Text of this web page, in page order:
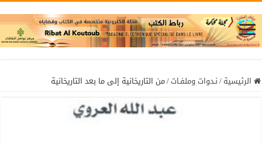
الرئيسية/نـدوات وملفـات/من التاريخانية إلى ما بعد التاريخانية